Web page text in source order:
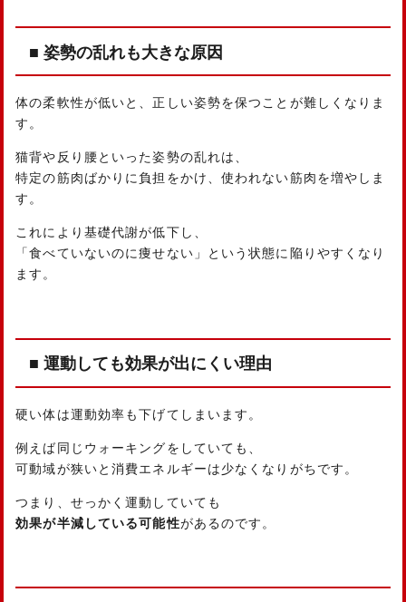
■ 姿勢の乱れも大きな原因
体の柔軟性が低いと、正しい姿勢を保つことが難しくなりま
す。
猫背や反り腰といった姿勢の乱れは、
特定の筋肉ばかりに負担をかけ、使われない筋肉を増やしま
す。
これにより基礎代謝が低下し、
「食べていないのに痩せない」という状態に陥りやすくなり
ます。
■ 運動しても効果が出にくい理由
硬い体は運動効率も下げてしまいます。
例えば同じウォーキングをしていても、
可動域が狭いと消費エネルギーは少なくなりがちです。
つまり、せっかく運動していても
効果が半減している可能性があるのです。